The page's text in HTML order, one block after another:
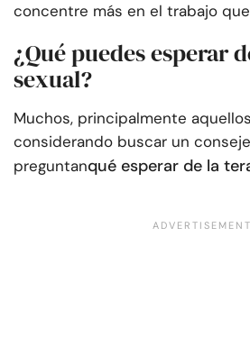
concentre más en el trabajo
¿Qué puedes esperar
sexual?
Muchos, principalmente
considerando buscar un
preguntanqué esperar de la